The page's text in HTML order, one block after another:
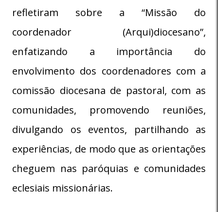
refletiram sobre a “Missão do
coordenador (Arqui)diocesano”,
enfatizando a importância do
envolvimento dos coordenadores com a
comissão diocesana de pastoral, com as
comunidades, promovendo reuniões,
divulgando os eventos, partilhando as
experiências, de modo que as orientações
cheguem nas paróquias e comunidades
eclesiais missionárias.